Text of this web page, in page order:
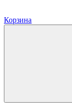
Корзина